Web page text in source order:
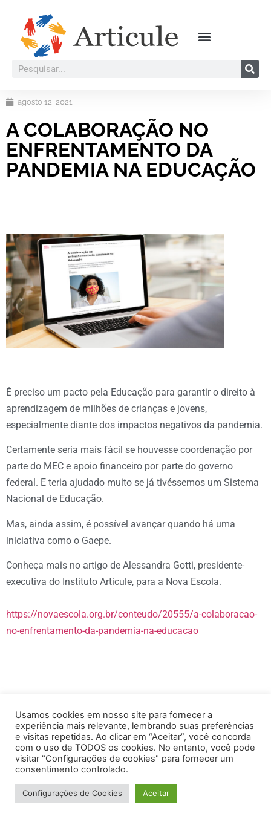
agosto 12, 2021
A COLABORAÇÃO NO
ENFRENTAMENTO DA
PANDEMIA NA EDUCAÇÃO
É preciso um pacto pela Educação para garantir o direito à
aprendizagem de milhões de crianças e jovens,
especialmente diante dos impactos negativos da pandemia.
Certamente seria mais fácil se houvesse coordenação por
parte do MEC e apoio financeiro por parte do governo
federal. E teria ajudado muito se já tivéssemos um Sistema
Nacional de Educação.
Mas, ainda assim, é possível avançar quando há uma
iniciativa como o Gaepe.
Conheça mais no artigo de Alessandra Gotti, presidente-
executiva do Instituto Articule, para a Nova Escola.
https://novaescola.org.br/conteudo/20555/a-colaboracao-
no-enfrentamento-da-pandemia-na-educacao
Usamos cookies em nosso site para fornecer a
experiência mais relevante, lembrando suas preferências
e visitas repetidas. Ao clicar em “Aceitar”, você concorda
com o uso de TODOS os cookies. No entanto, você pode
visitar "Configurações de cookies" para fornecer um
consentimento controlado.
Configurações de Cookies Aceitar